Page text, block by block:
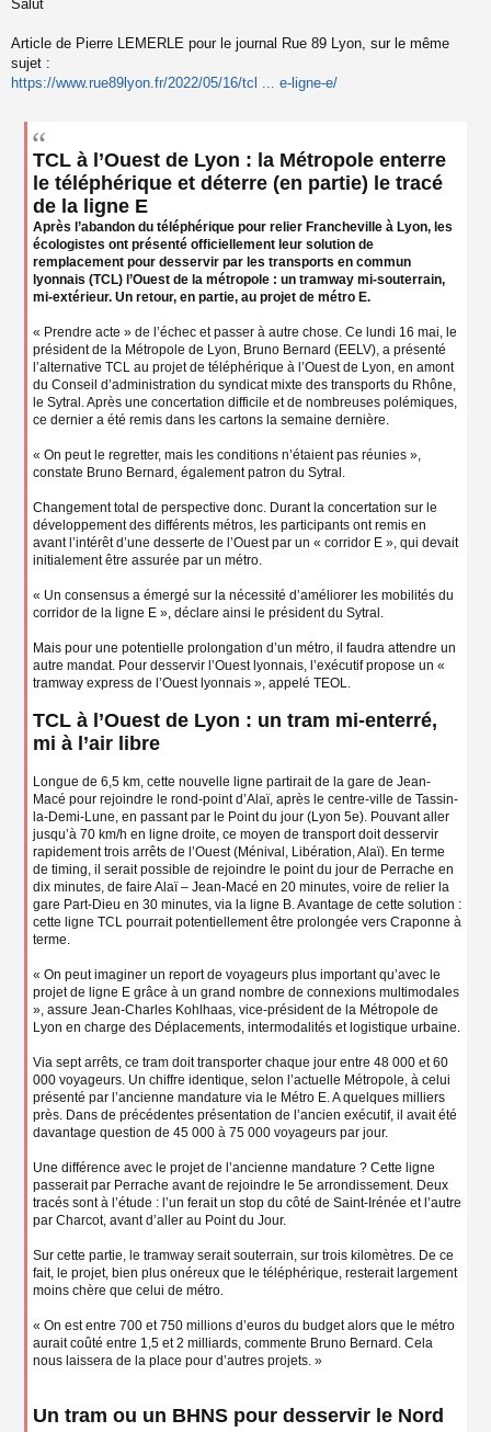
e
s
a
g
e
o
Salut
Article de Pierre LEMERLE pour le journal Rue 89 Lyon, sur le même
sujet :
https://www.rue89lyon.fr/2022/05/16/tcl ... e-ligne-e/
TCL à l’Ouest de Lyon : la Métropole enterre
le téléphérique et déterre (en partie) le tracé
de la ligne E
Après l’abandon du téléphérique pour relier Francheville à Lyon, les
écologistes ont présenté officiellement leur solution de
remplacement pour desservir par les transports en commun
lyonnais (TCL) l’Ouest de la métropole : un tramway mi-souterrain,
mi-extérieur. Un retour, en partie, au projet de métro E.
« Prendre acte » de l’échec et passer à autre chose. Ce lundi 16 mai, le
président de la Métropole de Lyon, Bruno Bernard (EELV), a présenté
l’alternative TCL au projet de téléphérique à l’Ouest de Lyon, en amont
du Conseil d’administration du syndicat mixte des transports du Rhône,
le Sytral. Après une concertation difficile et de nombreuses polémiques,
ce dernier a été remis dans les cartons la semaine dernière.
« On peut le regretter, mais les conditions n’étaient pas réunies »,
constate Bruno Bernard, également patron du Sytral.
Changement total de perspective donc. Durant la concertation sur le
développement des différents métros, les participants ont remis en
avant l’intérêt d’une desserte de l’Ouest par un « corridor E », qui devait
initialement être assurée par un métro.
« Un consensus a émergé sur la nécessité d’améliorer les mobilités du
corridor de la ligne E », déclare ainsi le président du Sytral.
Mais pour une potentielle prolongation d’un métro, il faudra attendre un
autre mandat. Pour desservir l’Ouest lyonnais, l’exécutif propose un «
tramway express de l’Ouest lyonnais », appelé TEOL.
TCL à l’Ouest de Lyon : un tram mi-enterré,
mi à l’air libre
Longue de 6,5 km, cette nouvelle ligne partirait de la gare de Jean-
Macé pour rejoindre le rond-point d’Alaï, après le centre-ville de Tassin-
la-Demi-Lune, en passant par le Point du jour (Lyon 5e). Pouvant aller
jusqu’à 70 km/h en ligne droite, ce moyen de transport doit desservir
rapidement trois arrêts de l’Ouest (Ménival, Libération, Alaï). En terme
de timing, il serait possible de rejoindre le point du jour de Perrache en
dix minutes, de faire Alaï – Jean-Macé en 20 minutes, voire de relier la
gare Part-Dieu en 30 minutes, via la ligne B. Avantage de cette solution :
cette ligne TCL pourrait potentiellement être prolongée vers Craponne à
terme.
« On peut imaginer un report de voyageurs plus important qu’avec le
projet de ligne E grâce à un grand nombre de connexions multimodales
», assure Jean-Charles Kohlhaas, vice-président de la Métropole de
Lyon en charge des Déplacements, intermodalités et logistique urbaine.
Via sept arrêts, ce tram doit transporter chaque jour entre 48 000 et 60
000 voyageurs. Un chiffre identique, selon l’actuelle Métropole, à celui
présenté par l’ancienne mandature via le Métro E. A quelques milliers
près. Dans de précédentes présentation de l’ancien exécutif, il avait été
davantage question de 45 000 à 75 000 voyageurs par jour.
Une différence avec le projet de l’ancienne mandature ? Cette ligne
passerait par Perrache avant de rejoindre le 5e arrondissement. Deux
tracés sont à l’étude : l’un ferait un stop du côté de Saint-Irénée et l’autre
par Charcot, avant d’aller au Point du Jour.
Sur cette partie, le tramway serait souterrain, sur trois kilomètres. De ce
fait, le projet, bien plus onéreux que le téléphérique, resterait largement
moins chère que celui de métro.
« On est entre 700 et 750 millions d’euros du budget alors que le métro
aurait coûté entre 1,5 et 2 milliards, commente Bruno Bernard. Cela
nous laissera de la place pour d’autres projets. »
Un tram ou un BHNS pour desservir le Nord